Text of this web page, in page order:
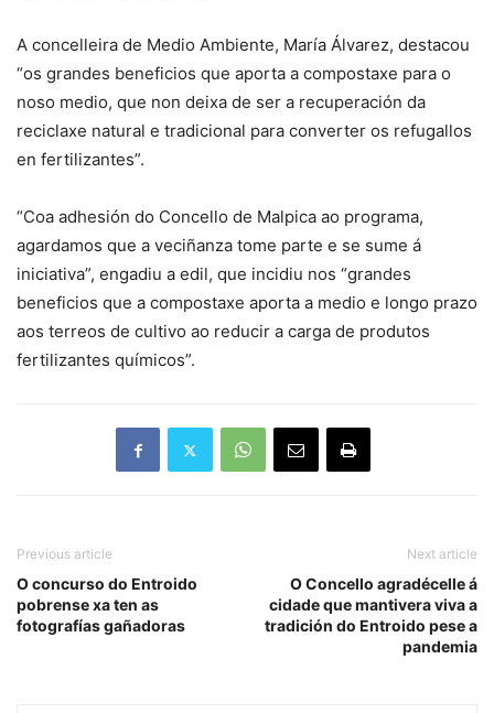
A concelleira de Medio Ambiente, María Álvarez, destacou
“os grandes beneficios que aporta a compostaxe para o
noso medio, que non deixa de ser a recuperación da
reciclaxe natural e tradicional para converter os refugallos
en fertilizantes”.
“Coa adhesión do Concello de Malpica ao programa,
agardamos que a veciñanza tome parte e se sume á
iniciativa”, engadiu a edil, que incidiu nos “grandes
beneficios que a compostaxe aporta a medio e longo prazo
aos terreos de cultivo ao reducir a carga de produtos
fertilizantes químicos”.
Previous article
O concurso do Entroido
pobrense xa ten as
fotografías gañadoras
Next article
O Concello agradécelle á
cidade que mantivera viva a
tradición do Entroido pese a
pandemia